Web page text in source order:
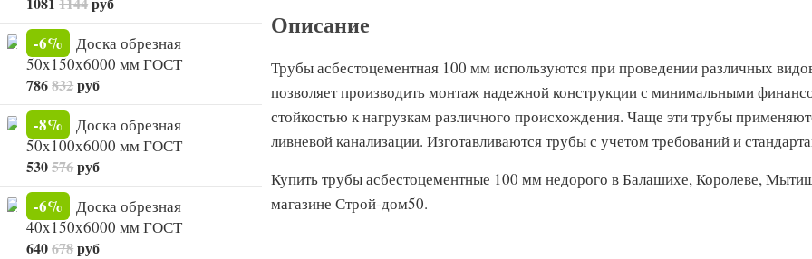
-6%
Доска обрезная
50x150x6000 мм ГОСТ
786832руб
-8%
Доска обрезная
50x100x6000 мм ГОСТ
530576руб
-6%
Доска обрезная
40x150x6000 мм ГОСТ
640678руб
Описание
Трубы асбестоцементная 100 мм используются при проведении различных
позволяет производить монтаж надежной конструкции с минимальными
стойкостью к нагрузкам различного происхождения. Чаще эти трубы
ливневой канализации. Изготавливаются трубы с учетом требований и
Купить трубы асбестоцементные 100 мм недорого в Балашихе, Королеве,
магазине Строй-дом50.